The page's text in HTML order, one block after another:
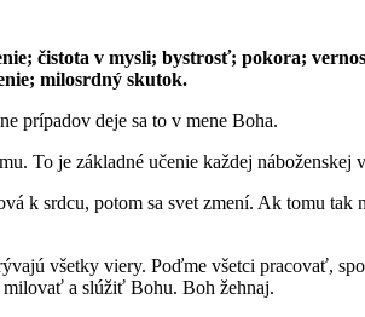
čistota v mysli; bystrosť; pokora;
milosrdný skutok.
prípadov deje sa to v mene Boha.
To je základné učenie každej náboženskej
k srdcu, potom sa svet zmení. Ak tomu tak
všetky viery. Poďme všetci pracovať,
a slúžiť Bohu. Boh žehnaj.